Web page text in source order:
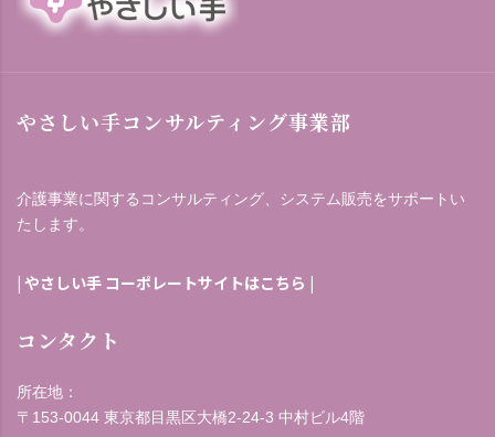
やさしい手コンサルティング事業部
介護事業に関するコンサルティング、システム販売をサポートい
たします。
| やさしい手 コーポレートサイトはこちら |
コンタクト
所在地：
〒153-0044 東京都目黒区大橋2-24-3 中村ビル4階